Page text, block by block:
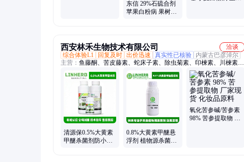
东信 29%石硫合剂
苹果白粉病 果树清
西安林禾生物技术有限公司
洽谈
综合体验L1
回复及时 出价迅速 真实性已核验
内蒙古巴彦淖尔
主营： 鱼藤酮、苦皮藤素、蛇床子素、除虫菊素、印楝素、川楝素、
苦参提取物、藜芦提取物、苦参碱水剂、除虫菊素水乳剂、印楝素乳
油、蛇床子素水乳剂、鱼藤酮微乳剂
清源保0.5%大黄素
甲醚杀菌剂防小麦
0.8%大黄素甲醚悬
浮剂 植物源杀菌剂
氧化苦参碱/苦参素
98% 苦参提取物 厂